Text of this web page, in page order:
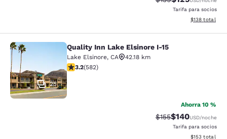
Tarifa para socios
Ver detalles
$138 total
Quality Inn Lake Elsinore I-15
25
Quality Inn Lake Elsinore I-15
Lake Elsinore, CA
42.18 km
calificación de 3.23 estrellas. Bueno. 582 reseñas
3.2(582)
Ahorra 10 %
Precio tachado:
$155Precio con
$140USD/noche
Tarifa para socios
Ver detalles
$153 total